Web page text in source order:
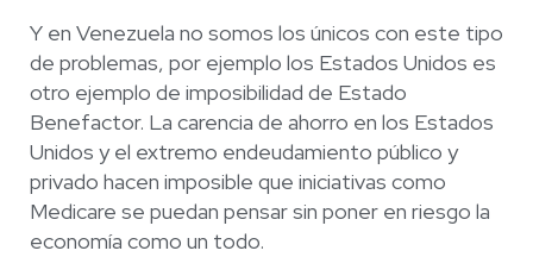
Y en Venezuela no somos los únicos con este tipo
de problemas, por ejemplo los Estados Unidos es
otro ejemplo de imposibilidad de Estado
Benefactor. La carencia de ahorro en los Estados
Unidos y el extremo endeudamiento público y
privado hacen imposible que iniciativas como
Medicare se puedan pensar sin poner en riesgo la
economía como un todo.